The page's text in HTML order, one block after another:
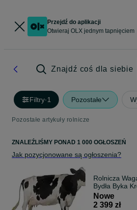
Przejdź do aplikacji
Otwieraj OLX jednym tapnięciem
Znajdź coś dla siebie
Filtry·1 Pozostałe
Pozostałe artykuły rolnicze
ZNALEŹLIŚMY PONAD 1 000 OGŁOSZEŃ
Jak pozycjonowane są ogłoszenia?
Rolnicza
Bydła Byka
5T
Nowe
2 399 zł